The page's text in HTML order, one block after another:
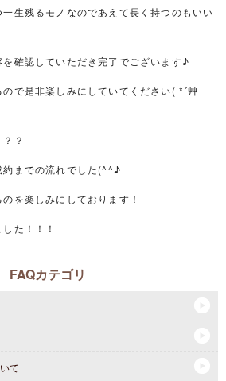
生残るモノなのであえて長く持つのもいい
確認していただき完了でございます♪
で是非楽しみにしていてください( *´艸
？
約までの流れでした(^^♪
を楽しみにしております！
た！！！
FAQカテゴリ
て